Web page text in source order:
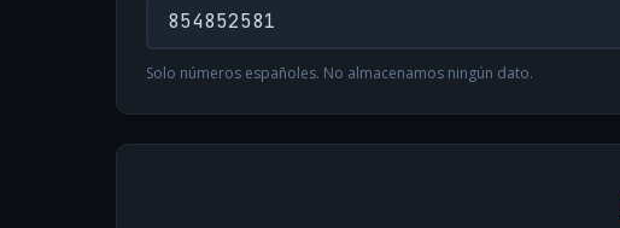
Solo números españoles. No almacenamos ningún dato.